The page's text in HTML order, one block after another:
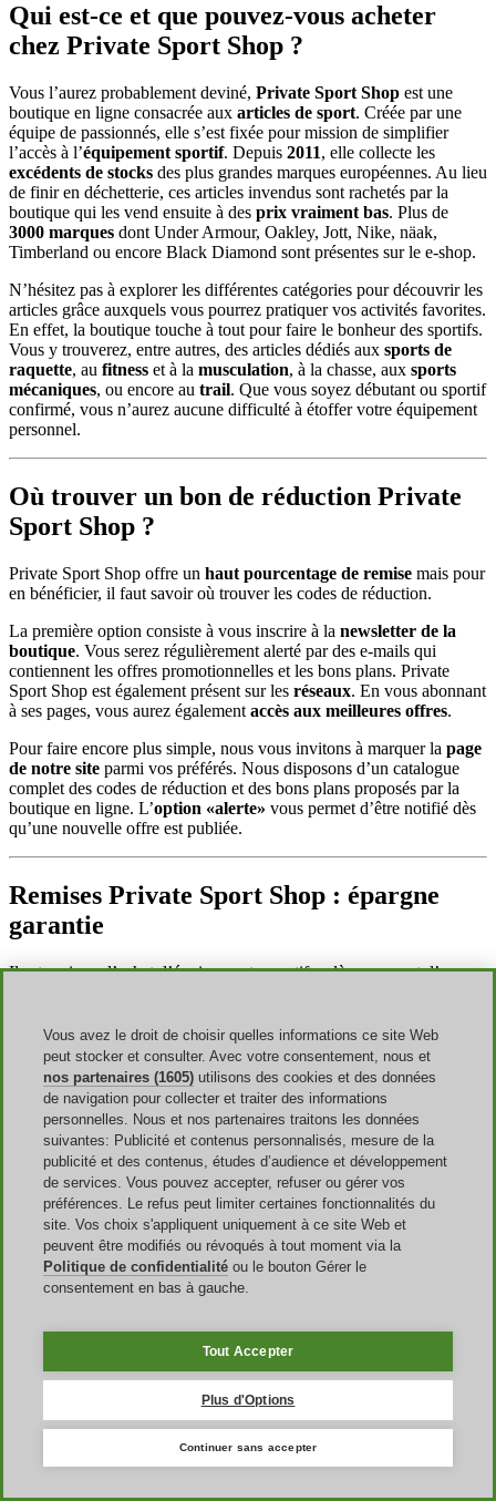
Qui est-ce et que pouvez-vous acheter
chez Private Sport Shop ?
Vous l’aurez probablement deviné, Private Sport Shop est une
boutique en ligne consacrée aux articles de sport. Créée par une
équipe de passionnés, elle s’est fixée pour mission de simplifier
l’accès à l’équipement sportif. Depuis 2011, elle collecte les
excédents de stocks des plus grandes marques européennes. Au lieu
de finir en déchetterie, ces articles invendus sont rachetés par la
boutique qui les vend ensuite à des prix vraiment bas. Plus de
3000 marques dont Under Armour, Oakley, Jott, Nike, näak,
Timberland ou encore Black Diamond sont présentes sur le e-shop.
N’hésitez pas à explorer les différentes catégories pour découvrir les
articles grâce auxquels vous pourrez pratiquer vos activités favorites.
En effet, la boutique touche à tout pour faire le bonheur des sportifs.
Vous y trouverez, entre autres, des articles dédiés aux sports de
raquette, au fitness et à la musculation, à la chasse, aux sports
mécaniques, ou encore au trail. Que vous soyez débutant ou sportif
confirmé, vous n’aurez aucune difficulté à étoffer votre équipement
personnel.
Où trouver un bon de réduction Private
Sport Shop ?
Private Sport Shop offre un haut pourcentage de remise mais pour
en bénéficier, il faut savoir où trouver les codes de réduction.
La première option consiste à vous inscrire à la newsletter de la
boutique. Vous serez régulièrement alerté par des e-mails qui
contiennent les offres promotionnelles et les bons plans. Private
Sport Shop est également présent sur les réseaux. En vous abonnant
à ses pages, vous aurez également accès aux meilleures offres.
Pour faire encore plus simple, nous vous invitons à marquer la page
de notre site parmi vos préférés. Nous disposons d’un catalogue
complet des codes de réduction et des bons plans proposés par la
boutique en ligne. L’option «alerte» vous permet d’être notifié dès
qu’une nouvelle offre est publiée.
Remises Private Sport Shop : épargne
garantie
Il est vrai que l’achat d’équipements sportifs relève souvent d’un
la discipline pratiquée. Pour autant, ce n’est pas une raison de lésiner
sur la qualité ! Il est vraiment essentiel de pouvoir garantir votre
confort et votre sécurité tout au long de la pratique. Grâce aux
remises utilisables sur le magasin, vous avez la perspective de
réduire vos dépenses de façon non négligeable tout en optant pour
des produits de qualité.
Devenez membre pour pouvoir profiter desventes privées
proposées en exclusivité. Vous aurez également l'opportunité de
participer auxventes flash. La boutique en ligne offre aussi des
livraisons gratuites. Les codes offrent des réductions en
pourcentage ou des réductions en euros. Les remises peuvent aussi
bien concerner unesélection d’articlesque tous les rayons de la
boutique en ligne, selon le bon plan choisi.
mais il existe des périodes au cours de l'année où elles sont
Sport Shopet celui duCyber Monday, les remises vous
promettent de faire des économies conséquentes. C’est également le
cas durant lapériode de Noëlet desfêtes de fin d’année.
Dernières Nouvelles Votre magasin de sport privé à des prix
Vous avez le droit de choisir quelles informations ce site Web
peut stocker et consulter. Avec votre consentement, nous et
nos partenaires (1605) utilisons des cookies et des données
de navigation pour collecter et traiter des informations
personnelles. Nous et nos partenaires traitons les données
suivantes: Publicité et contenus personnalisés, mesure de la
publicité et des contenus, études d’audience et développement
de services. Vous pouvez accepter, refuser ou gérer vos
préférences. Le refus peut limiter certaines fonctionnalités du
site. Vos choix s'appliquent uniquement à ce site Web et
peuvent être modifiés ou révoqués à tout moment via la
Politique de confidentialité ou le bouton Gérer le
consentement en bas à gauche.
Tout Accepter
Plus d'Options
Continuer sans accepter